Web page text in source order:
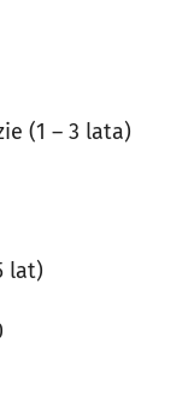
(1 – 3 lata)
lat)